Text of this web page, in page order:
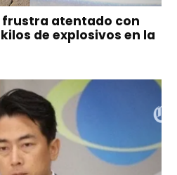
frustra atentado con
de explosivos en la